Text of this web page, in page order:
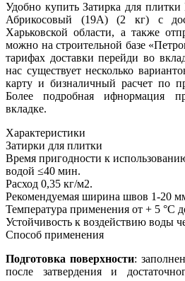
Удобно купить Затирка для
Абрикосовый (19А) (2 кг) с
Харьковской области, а также
можно на строительной базе
тарифах доставки перейди во
нас существует несколько
карту и бизналичный расчет по
Более подробная ифнормация
вкладке.
Характеристики
Затирки для плитки
Время пригодности к
водой ≤40 мин.
Расход 0,35 кг/м2.
Рекомендуемая ширина швов 1-20
Температура применения от + 5 °С
Устойчивость к воздействию воды
Способ применения
Подготовка поверхности:
после затвердения и